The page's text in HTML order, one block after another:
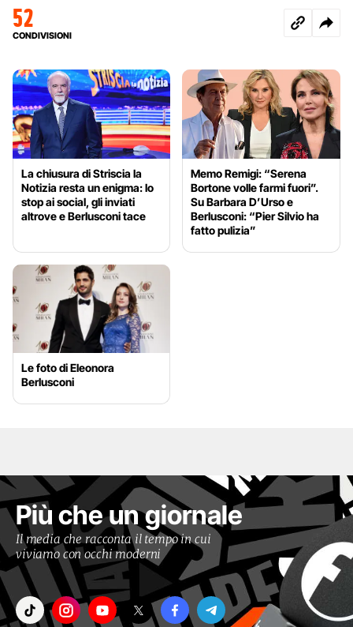
52
CONDIVISIONI
La chiusura di Striscia la
Notizia resta un enigma: lo
stop ai social, gli inviati
altrove e Berlusconi tace
Memo Remigi: “Serena
Bortone volle farmi fuori”.
Su Barbara D’Urso e
Berlusconi: “Pier Silvio ha
fatto pulizia”
Le foto di Eleonora
Berlusconi
Più che un giornale
Il media che racconta il tempo in cui
viviamo con occhi moderni